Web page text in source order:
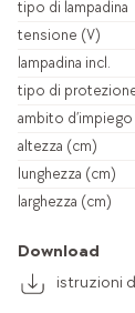
tipo di lampadina
tensione (V)
lampadina incl.
tipo di
ambito d’impiego
altezza (cm)
lunghezza (cm)
larghezza (cm)
Download
istruzioni